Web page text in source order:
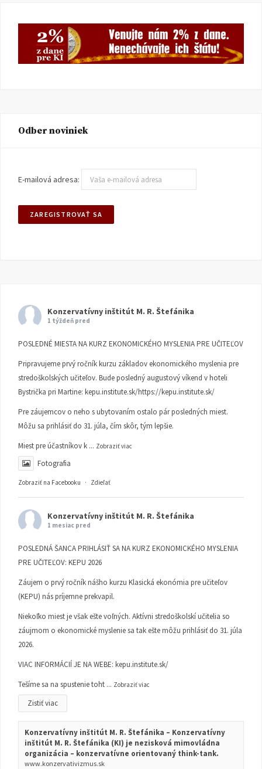
Odber noviniek
E-mailová adresa:
Konzervatívny inštitút M. R. Štefánika
1 týždeň pred
POSLEDNÉ MIESTA NA KURZ EKONOMICKÉHO MYSLENIA PRE UČITEĽOV
Pripravujeme prvý ročník kurzu základov ekonomického myslenia pre
stredoškolských učiteľov. Bude posledný augustový víkend v hoteli
Bystrička pri Martine: kepu.institute.sk/https://kepu.institute.sk/
Pre záujemcov o neho s ubytovaním ostalo pár posledných miest.
Môžu sa prihlásiť do 31. júla, čím skôr, tým lepšie.
Miest pre účastníkov k ... Zobraziť viac
Fotografia
Zobraziť na Facebooku · Zdieľať
Konzervatívny inštitút M. R. Štefánika
1 mesiac pred
POSLEDNÁ ŠANCA PRIHLÁSIŤ SA NA KURZ EKONOMICKÉHO MYSLENIA
PRE UČITEĽOV: KEPU 2026
Záujem o prvý ročník nášho kurzu Klasická ekonómia pre učiteľov
(KEPU) nás príjemne prekvapil.
Niekoľko miest je však ešte voľných. Aktívni stredoškolskí učitelia so
záujmom o ekonomické myslenie sa tak ešte môžu prihlásiť do 31. júla
2026.
VIAC INFORMÁCIÍ JE NA WEBE: kepu.institute.sk/
Tešíme sa na spustenie toht ... Zobraziť viac
Zistiť viac
Konzervatívny inštitút M. R. Štefánika – Konzervatívny
inštitút M. R. Štefánika (KI) je nezisková mimovládna
organizácia – konzervatívne orientovaný think-tank.
www.konzervativizmus.sk